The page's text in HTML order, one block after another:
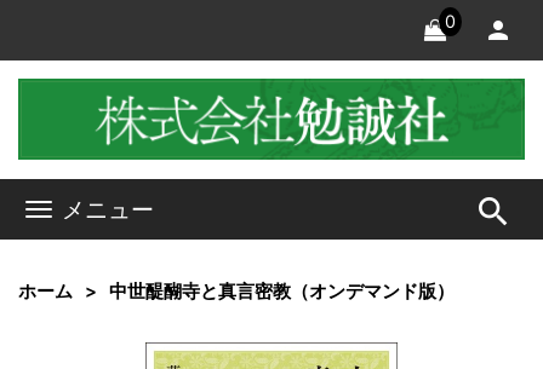
0
メニュー search
ホーム 中世醍醐寺と真言密教（オンデマンド版）